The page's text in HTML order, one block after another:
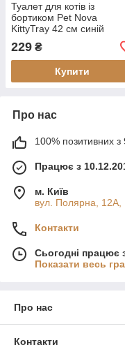
Туалет для котів із
бортиком Pet Nova
KittyTray 42 см синій
229 ₴
Купити
Про нас
100% позитивних з
Працює з
м. Київ
вул. Полярна, 12А,
Контакти
Сьогодні працює
Показати весь
Про нас
Контакти